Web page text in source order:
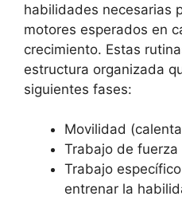
habilidades necesarias
motores esperados en
crecimiento. Estas
estructura organizada
siguientes fases:
Movilidad
Trabajo de fuerza
Trabajo
entrenar la